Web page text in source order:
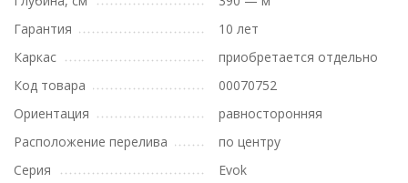
Гарантия
10 лет
Каркас
приобретается отдельно
Код товара
00070752
Ориентация
равносторонняя
Расположение перелива
по центру
Серия
Evok